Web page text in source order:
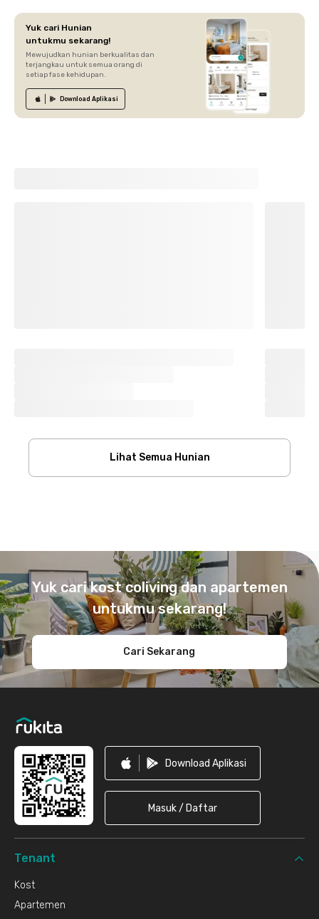
Yuk cari Hunian
untukmu sekarang!
Mewujudkan hunian berkualitas dan
terjangkau untuk semua orang di
setiap fase kehidupan.
Download Aplikasi
Lihat Semua Hunian
Yuk cari kost coliving dan apartemen
untukmu sekarang!
Cari Sekarang
Download Aplikasi
Masuk / Daftar
Tenant
Kost
Apartemen